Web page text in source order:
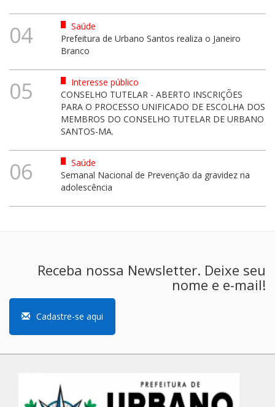
04
Saúde
Prefeitura de Urbano Santos realiza o Janeiro
Branco
05
Interesse público
CONSELHO TUTELAR - ABERTO INSCRIÇÕES
PARA O PROCESSO UNIFICADO DE ESCOLHA DOS
MEMBROS DO CONSELHO TUTELAR DE URBANO
SANTOS-MA.
06
Saúde
Semanal Nacional de Prevenção da gravidez na
adolescência
Receba nossa Newsletter. Deixe seu
nome e e-mail!
Cadastre-se aqui